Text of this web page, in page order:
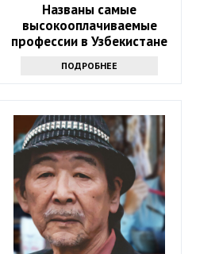
Названы самые
высокооплачиваемые
профессии в Узбекистане
ПОДРОБНЕЕ